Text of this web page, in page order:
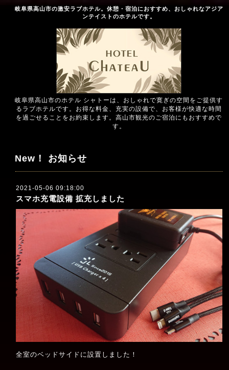
岐阜県高山市の激安ラブホテル。休憩・宿泊におすすめ、おしゃれなアジア
ンテイストのホテルです。
岐阜県高山市のホテル シャトーは、おしゃれで寛ぎの空間をご提供す
るラブホテルです。お得な料金、充実の設備で、お客様が快適な時間
を過ごせることをお約束します。高山市観光のご宿泊にもおすすめで
す。
New！ お知らせ
2021-05-06 09:18:00
スマホ充電設備 拡充しました
全室のベッドサイドに設置しました！